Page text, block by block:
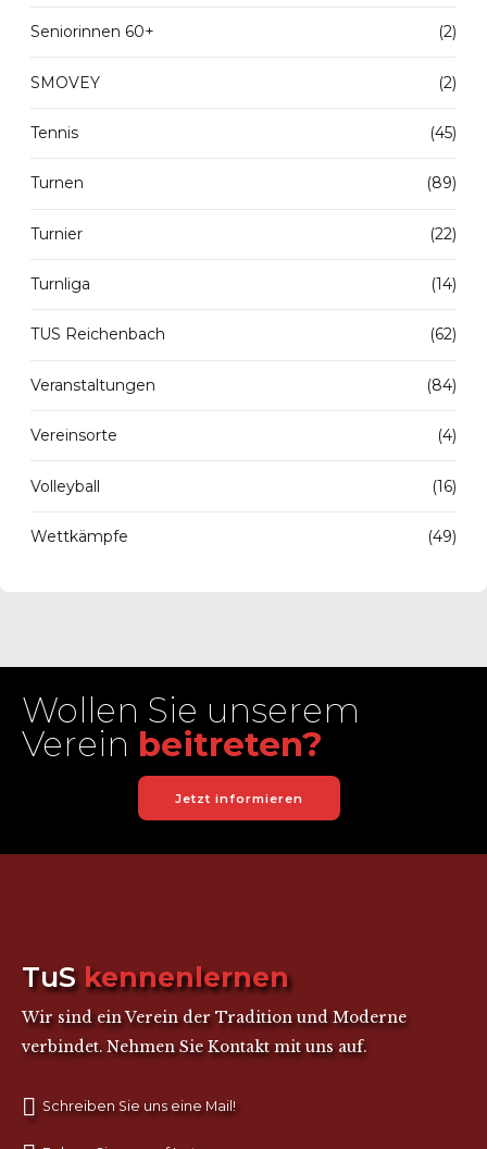
Seniorinnen 60+ (2)
SMOVEY (2)
Tennis (45)
Turnen (89)
Turnier (22)
Turnliga (14)
TUS Reichenbach (62)
Veranstaltungen (84)
Vereinsorte (4)
Volleyball (16)
Wettkämpfe (49)
Wollen Sie unserem
Verein beitreten?
Jetzt informieren
TuS kennenlernen
Wir sind ein Verein der Tradition und Moderne
verbindet. Nehmen Sie Kontakt mit uns auf.
Schreiben Sie uns eine Mail!